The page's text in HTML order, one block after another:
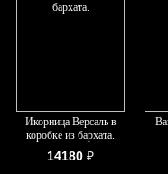
Икорница Версаль в
коробке из бархата.
14180 ₽